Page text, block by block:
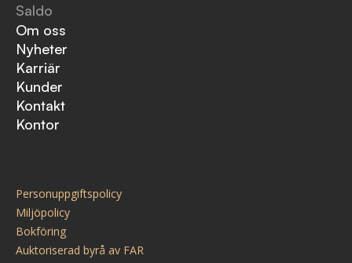
Saldo
Om oss
Nyheter
Karriär
Kunder
Kontakt
Kontor
Personuppgiftspolicy
Miljöpolicy
Bokföring
Auktoriserad byrå av FAR